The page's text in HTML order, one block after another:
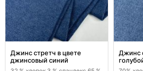
Джинс стретч в цвете
джинсовый синий
Джинс